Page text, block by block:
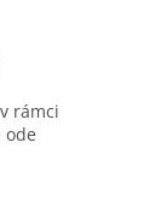
rámci
ode